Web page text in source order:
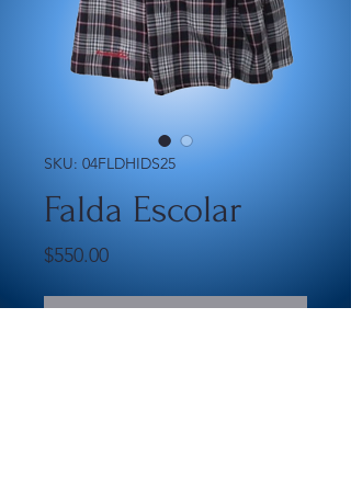
SKU: 04FLDHIDS25
Falda Escolar
$550.00Precio